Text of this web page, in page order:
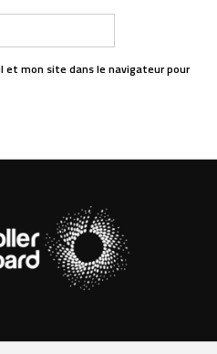
et mon site dans le navigateur pour